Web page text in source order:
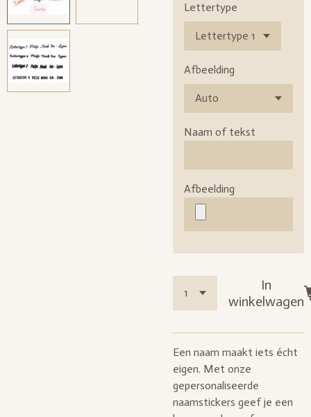
Lettertype
Afbeelding
Naam of tekst
Afbeelding
In
winkelwagen
Een naam maakt iets écht
eigen. Met onze
gepersonaliseerde
naamstickers geef je een